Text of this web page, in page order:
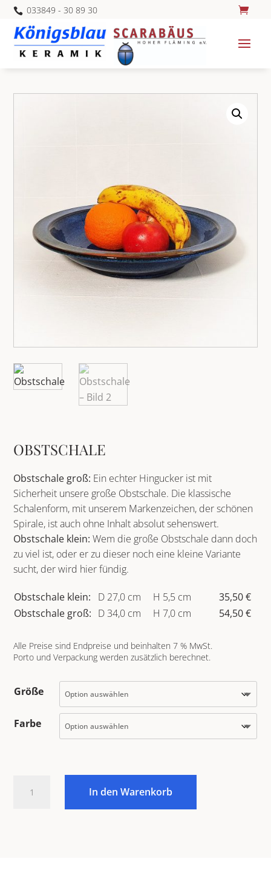
 033849 - 30 89 30
OBSTSCHALE
Obstschale groß: Ein echter Hingucker ist mit
Sicherheit unsere große Obstschale. Die klassische
Schalenform, mit unserem Markenzeichen, der schönen
Spirale, ist auch ohne Inhalt absolut sehenswert.
Obstschale klein: Wem die große Obstschale dann doch
zu viel ist, oder er zu dieser noch eine kleine Variante
sucht, der wird hier fündig.
Obstschale klein: D 27,0 cm H 5,5 cm
35,50 €
Obstschale groß: D 34,0 cm H 7,0 cm 54,50 €
Alle Preise sind Endpreise und beinhalten 7 % MwSt.
Porto und Verpackung werden zusätzlich berechnet.
Größe
Farbe
Menge
In den Warenkorb